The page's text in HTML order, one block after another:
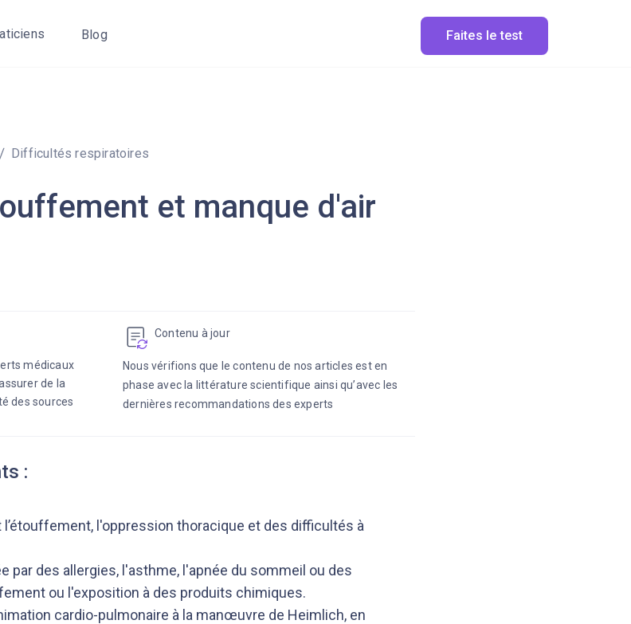
Faites le test
Blog
Difficultés respiratoires
et manque d'air
médicaux
de la
des sources
Contenu à jour
Nous vérifions que le contenu de nos articles est en
phase avec la littérature scientifique ainsi qu’avec les
dernières recommandations des experts
:
l'oppression thoracique et des difficultés à
par des allergies, l'asthme, l'apnée du sommeil ou des
ou l'exposition à des produits chimiques.
cardio-pulmonaire à la manœuvre de Heimlich, en